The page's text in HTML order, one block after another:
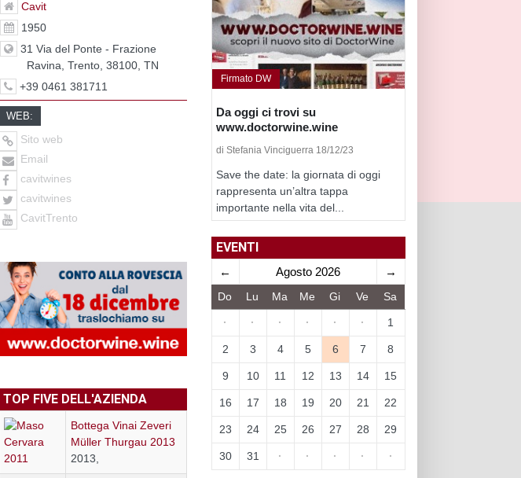
Cavit
1950
31 Via del Ponte - Frazione
Ravina, Trento, 38100, TN
+39 0461 381711
WEB:
Sito web
Email
cavitwines
cavitwines
CavitTrento
TOP FIVE DELL'AZIENDA
Bottega Vinai Zeveri
Müller Thurgau 2013
2013,
Firmato DW
Da oggi ci trovi su
www.doctorwine.wine
di Stefania Vinciguerra 18/12/23
Save the date: la giornata di oggi
rappresenta un’altra tappa
importante nella vita del...
EVENTI
← Agosto 2026 →
Do Lu Ma Me Gi Ve Sa
· · · · · · 1
2 3 4 5 6 7 8
9 10 11 12 13 14 15
16 17 18 19 20 21 22
23 24 25 26 27 28 29
30 31 · · · · ·